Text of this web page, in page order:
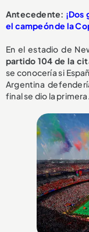
Antecedente:
el campeón de la
En el estadio de
partido 104 de la
se conocería si
Argentina
final se dio la primera.